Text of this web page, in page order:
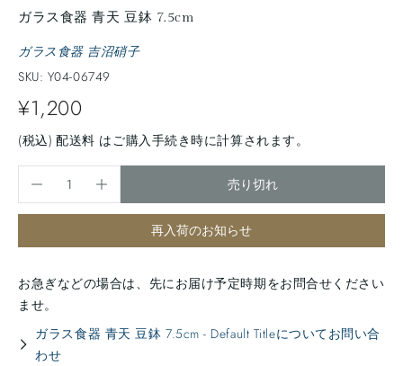
ガラス食器 青天 豆鉢 7.5cm
ガラス食器 吉沼硝子
SKU: Y04-06749
¥1,200
(税込) 配送料 はご購入手続き時に計算されます。
売り切れ
再入荷のお知らせ
お急ぎなどの場合は、先にお届け予定時期をお問合せください
ませ。
ガラス食器 青天 豆鉢 7.5cm - Default Titleについてお問い合
わせ